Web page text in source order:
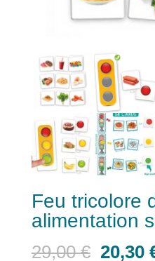
Feu tricolore
alimentation
29,00€ Le
20,30